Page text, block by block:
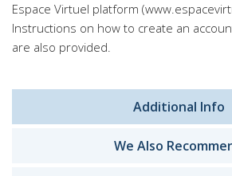
Espace Virtuel platform
Instructions on how to create an
are also provided.
Additional Info
We Also